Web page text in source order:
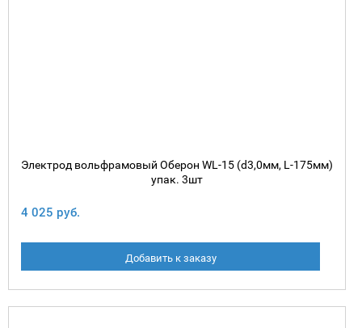
Электрод вольфрамовый Оберон WL-15 (d3,0мм, L-175мм)
упак. 3шт
4 025 руб.
Добавить к заказу